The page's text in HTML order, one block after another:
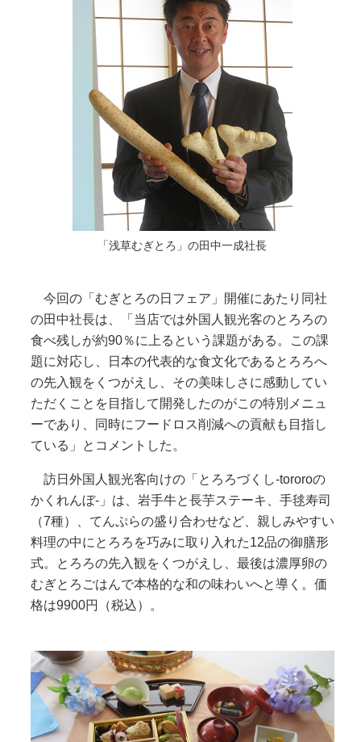
「浅草むぎとろ」の田中一成社長
今回の「むぎとろの日フェア」開催にあたり同社
の田中社長は、「当店では外国人観光客のとろろの
食べ残しが約90％に上るという課題がある。この課
題に対応し、日本の代表的な食文化であるとろろへ
の先入観をくつがえし、その美味しさに感動してい
ただくことを目指して開発したのがこの特別メニュ
ーであり、同時にフードロス削減への貢献も目指し
ている」とコメントした。
訪日外国人観光客向けの「とろろづくし-tororoの
かくれんぼ-」は、岩手牛と長芋ステーキ、手毬寿司
（7種）、てんぷらの盛り合わせなど、親しみやすい
料理の中にとろろを巧みに取り入れた12品の御膳形
式。とろろの先入観をくつがえし、最後は濃厚卵の
むぎとろごはんで本格的な和の味わいへと導く。価
格は9900円（税込）。